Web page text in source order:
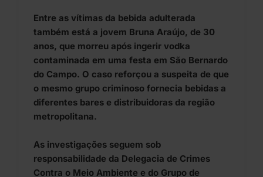
Entre as vítimas da bebida adulterada
também está a jovem Bruna Araújo, de 30
anos, que morreu após ingerir vodka
contaminada em uma festa em São Bernardo
do Campo. O caso reforçou a suspeita de que
o mesmo grupo criminoso fornecia bebidas a
diferentes bares e distribuidoras da região
metropolitana.
As investigações seguem sob
responsabilidade da Delegacia de Crimes
Contra o Meio Ambiente e do Grupo de